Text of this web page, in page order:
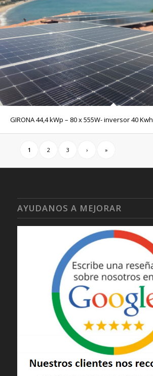
GIRONA 44,4 kWp – 80 x 555W- inversor 40 Kwh
1 2 3 › »
AYUDANOS A MEJORAR